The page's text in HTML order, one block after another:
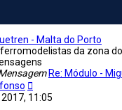
- Malta do Porto
da zona
Re: Módulo -
a
11:05